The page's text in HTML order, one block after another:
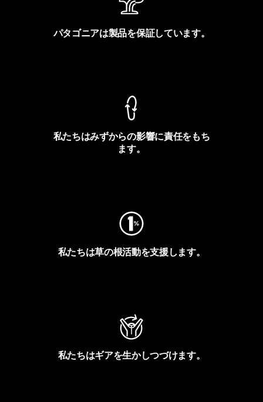
パタゴニアは製品を保証しています。
私たちはみずからの影響に責任をもち
ます。
私たちは草の根活動を支援します。
私たちはギアを生かしつづけます。